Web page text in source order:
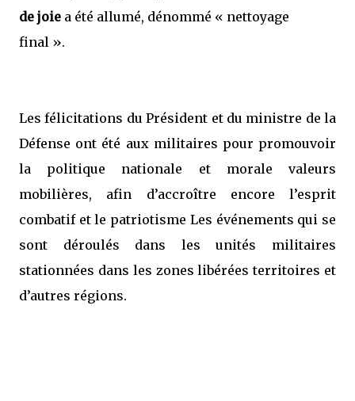
de joie a été allumé, dénommé « nettoyage
final ».
Les félicitations du Président et du ministre de la
Défense ont été aux militaires pour promouvoir
la politique nationale et morale valeurs
mobilières, afin d’accroître encore l’esprit
combatif et le patriotisme Les événements qui se
sont déroulés dans les unités militaires
stationnées dans les zones libérées territoires et
d’autres régions.